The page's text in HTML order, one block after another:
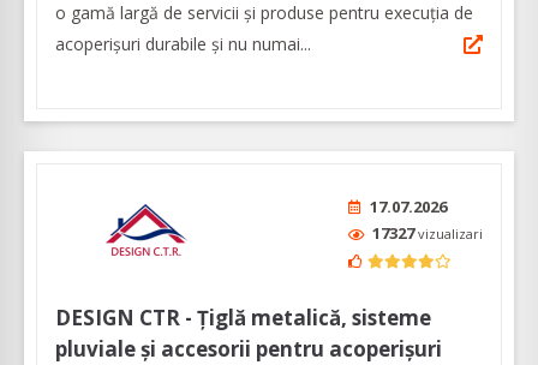
o gamă largă de servicii și produse pentru execuția de
acoperișuri durabile și nu numai...
17.07.2026
17327vizualizari
DESIGN CTR - Țiglă metalică, sisteme
pluviale și accesorii pentru acoperișuri